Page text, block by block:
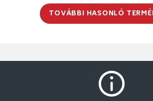
TOVÁBBI HASONLÓ